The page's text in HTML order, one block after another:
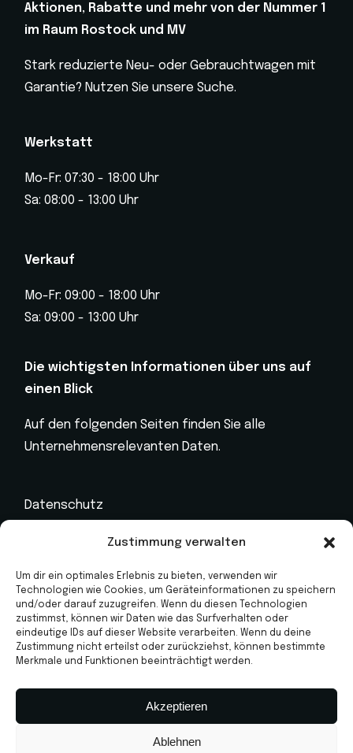
Zustimmung verwalten
Um dir ein optimales Erlebnis zu bieten, verwenden wir
Technologien wie Cookies, um Geräteinformationen zu speichern
und/oder darauf zuzugreifen. Wenn du diesen Technologien
zustimmst, können wir Daten wie das Surfverhalten oder
eindeutige IDs auf dieser Website verarbeiten. Wenn du deine
Zustimmung nicht erteilst oder zurückziehst, können bestimmte
Merkmale und Funktionen beeinträchtigt werden.
Akzeptieren
Ablehnen
Aktionen, Rabatte und mehr von der Nummer 1
im Raum Rostock und MV
Stark reduzierte Neu- oder Gebrauchtwagen mit
Garantie? Nutzen Sie unsere Suche.
Werkstatt
Mo-Fr: 07:30 - 18:00 Uhr
Sa: 08:00 - 13:00 Uhr
Verkauf
Mo-Fr: 09:00 - 18:00 Uhr
Sa: 09:00 - 13:00 Uhr
Die wichtigsten Informationen über uns auf
einen Blick
Auf den folgenden Seiten finden Sie alle
Unternehmensrelevanten Daten.
Datenschutz
Kontakt
Marken
Jahreswagen
Werkstatt